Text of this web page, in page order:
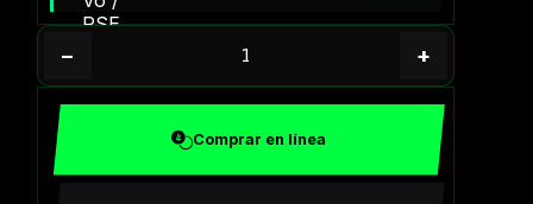
− +
Comprar en línea